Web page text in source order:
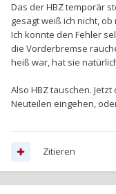
Das der HBZ temporär
gesagt weiß ich nicht,
Ich konnte den Fehler
die Vorderbremse
heiß war, hat sie
Also HBZ tauschen.
Neuteilen eingehen,
Zitieren